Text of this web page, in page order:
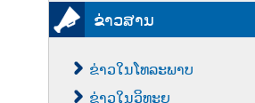
ຂ່າວສານ
ຂ່າວໃນໂທລະພາບ
ຂ່າວໃນວິທະຍຸ